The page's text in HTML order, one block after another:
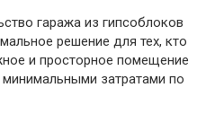
гаража из гипсоблоков
решение для тех, кто
и просторное помещение
затратами по